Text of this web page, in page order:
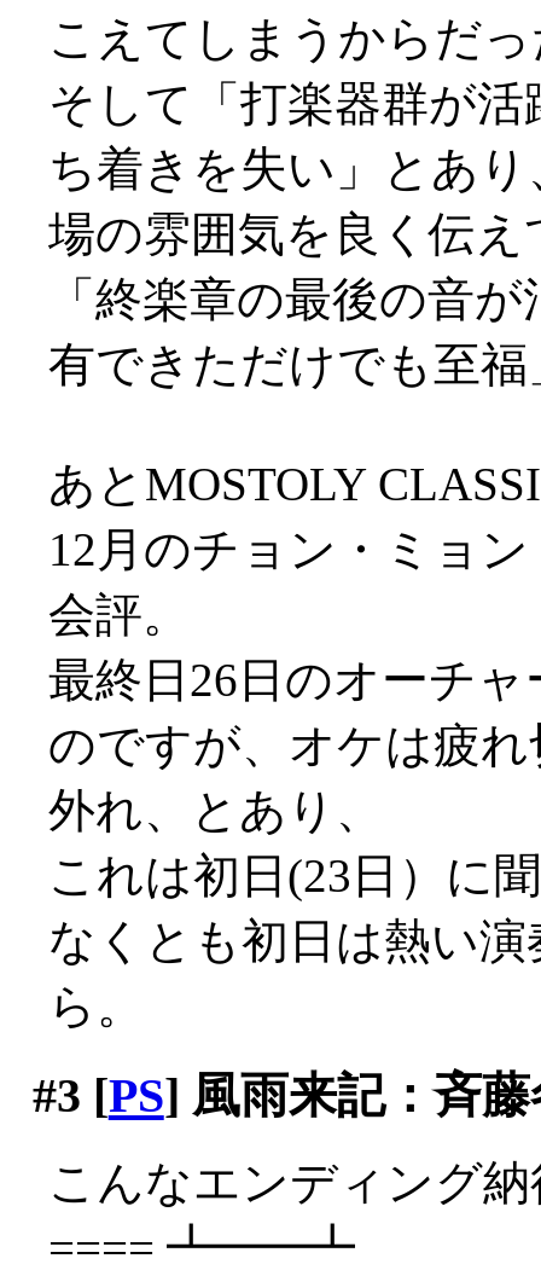
こえてしまうからだ
そして「打楽器群が
ち着きを失い」とあ
場の雰囲気を良く伝
「終楽章の最後の音
有できただけでも至
あとMOSTOLY
12月のチョン・ミョ
会評。
最終日26日のオーチ
のですが、オケは疲
外れ、とあり、
これは初日(23日）に
なくとも初日は熱い
ら。
#3 [PS] 風雨来記：斉
こんなエンディング
==== ┻━━┻